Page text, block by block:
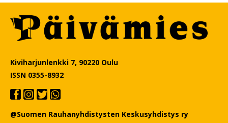
Kiviharjunlenkki 7, 90220 Oulu
ISSN 0355-8932
@Suomen Rauhanyhdistysten Keskusyhdistys ry